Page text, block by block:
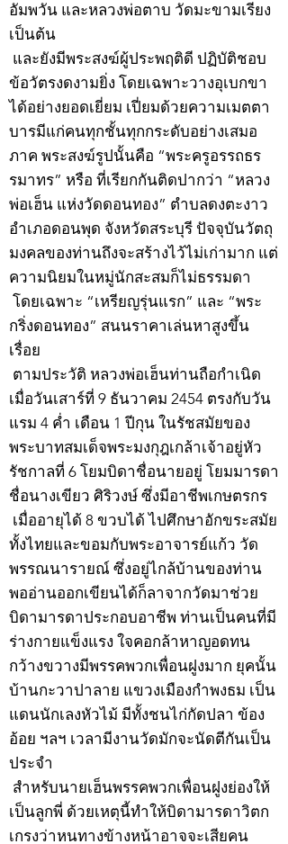
อัมพวัน และหลวงพ่อตาบ วัดมะขามเรียง
เป็นต้น
และยังมีพระสงฆ์ผู้ประพฤติดี ปฏิบัติชอบ
ข้อวัตรงดงามยิ่ง โดยเฉพาะวางอุเบกขา
ได้อย่างยอดเยี่ยม เปี่ยมด้วยความเมตตา
บารมีแก่คนทุกชั้นทุกกระดับอย่างเสมอ
ภาค พระสงฆ์รูปนั้นคือ “พระครูอรรถธร
รมาทร” หรือ ที่เรียกกันติดปากว่า “หลวง
พ่อเฮ็น แห่งวัดดอนทอง” ตำบลดงตะงาว
อำเภอดอนพุด จังหวัดสระบุรี ปัจจุบันวัตถุ
มงคลของท่านถึงจะสร้างไว้ไม่เก่ามาก แต่
ความนิยมในหมู่นักสะสมก็ไม่ธรรมดา
โดยเฉพาะ “เหรียญรุ่นแรก” และ “พระ
กริ่งดอนทอง” สนนราคาเล่นหาสูงขึ้น
เรื่อย
ตามประวัติ หลวงพ่อเฮ็นท่านถือกำเนิด
เมื่อวันเสาร์ที่ 9 ธันวาคม 2454 ตรงกับวัน
แรม 4 ค่ำ เดือน 1 ปีกุน ในรัชสมัยของ
พระบาทสมเด็จพระมงกุฎเกล้าเจ้าอยู่หัว
รัชกาลที่ 6 โยมบิดาชื่อนายอยู่ โยมมารดา
ชื่อนางเขียว ศิริวงษ์ ซึ่งมีอาชีพเกษตรกร
เมื่ออายุได้ 8 ขวบได้ ไปศึกษาอักขระสมัย
ทั้งไทยและขอมกับพระอาจารย์แก้ว วัด
พรรณนารายณ์ ซึ่งอยู่ไกล้บ้านของท่าน
พออ่านออกเขียนได้ก็ลาจากวัดมาช่วย
บิดามารดาประกอบอาชีพ ท่านเป็นคนที่มี
ร่างกายแข็งแรง ใจคอกล้าหาญอดทน
กว้างขวางมีพรรคพวกเพื่อนฝูงมาก ยุคนั้น
บ้านกะวาปาลาย แขวงเมืองกำพงธม เป็น
แดนนักเลงหัวไม้ มีทั้งชนไก่กัดปลา ข้อง
อ้อย ฯลฯ เวลามีงานวัดมักจะนัดตีกันเป็น
ประจำ
สำหรับนายเฮ็นพรรคพวกเพื่อนฝูงย่องให้
เป็นลูกพี่ ด้วยเหตุนี้ทำให้บิดามารดาวิตก
เกรงว่าหนทางข้างหน้าอาจจะเสียคน